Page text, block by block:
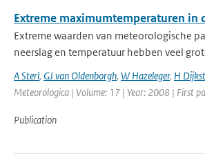
Extreme maximumtemperaturen in
Extreme waarden van meteorologische
neerslag en temperatuur hebben veel
A Sterl, GJ van Oldenborgh, W Hazeleger, H
Meteorologica | Volume: 17 | Year: 2008 | First
Publication